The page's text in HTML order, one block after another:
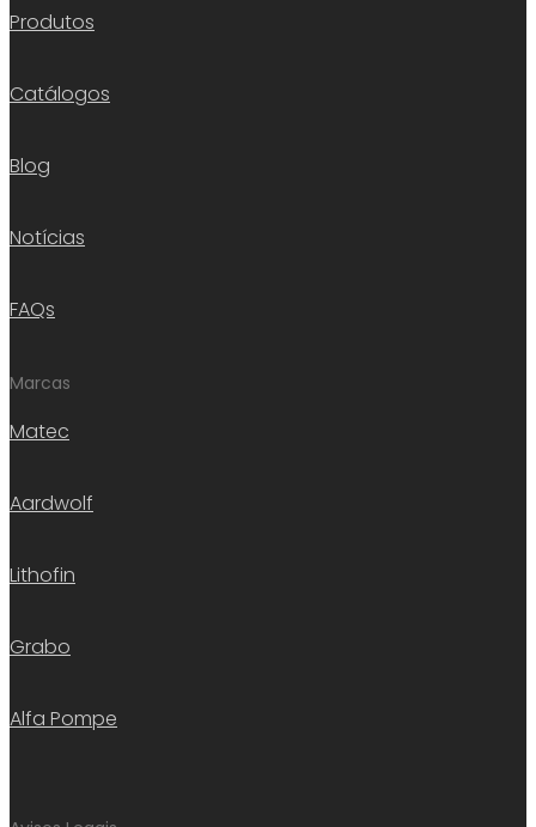
Produtos
Catálogos
Blog
Notícias
FAQs
Marcas
Matec
Aardwolf
Lithofin
Grabo
Alfa Pompe